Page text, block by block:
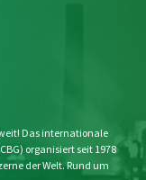
Das internationale
organisiert seit 1978
der Welt. Rund um